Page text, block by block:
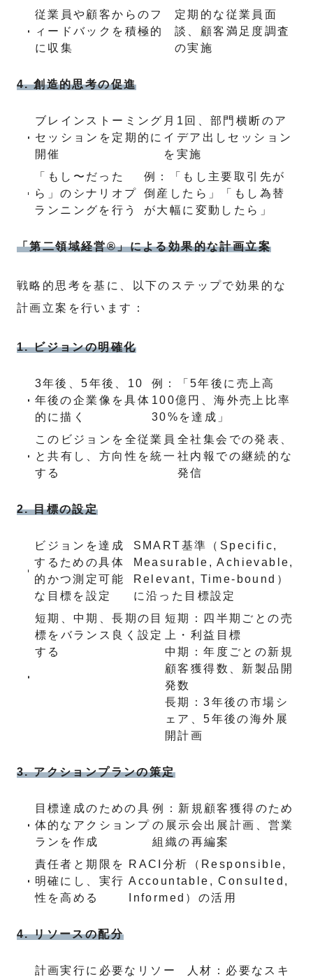
従業員や顧客からのフ
ィードバックを積極的
に収集
定期的な従業員面
談、顧客満足度調査
の実施
4. 創造的思考の促進
ブレインストーミング
セッションを定期的に
開催
月1回、部門横断のア
イデア出しセッション
を実施
「もし〜だった
ら」のシナリオプ
ランニングを行う
例：「もし主要取引先が
倒産したら」「もし為替
が大幅に変動したら」
「第二領域経営®」による効果的な計画立案
戦略的思考を基に、以下のステップで効果的な
計画立案を行います：
1. ビジョンの明確化
3年後、5年後、10
年後の企業像を具体
的に描く
例：「5年後に売上高
100億円、海外売上比率
30%を達成」
このビジョンを全従業員
と共有し、方向性を統一
する
全社集会での発表、
社内報での継続的な
発信
2. 目標の設定
ビジョンを達成
するための具体
的かつ測定可能
な目標を設定
SMART基準（Specific,
Measurable, Achievable,
Relevant, Time-bound）
に沿った目標設定
短期、中期、長期の目
標をバランス良く設定
する
短期：四半期ごとの売
上・利益目標
中期：年度ごとの新規
顧客獲得数、新製品開
発数
長期：3年後の市場シ
ェア、5年後の海外展
開計画
3. アクションプランの策定
目標達成のための具
体的なアクションプ
ランを作成
例：新規顧客獲得のため
の展示会出展計画、営業
組織の再編案
責任者と期限を
明確にし、実行
性を高める
RACI分析（Responsible,
Accountable, Consulted,
Informed）の活用
4. リソースの配分
計画実行に必要なリソー
人材：必要なスキ